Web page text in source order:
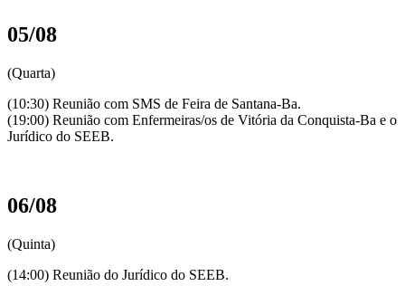
05/08
(Quarta)
(10:30) Reunião com SMS de Feira de Santana-Ba.
(19:00) Reunião com Enfermeiras/os de Vitória da Conquista-Ba e o
Jurídico do SEEB.
06/08
(Quinta)
(14:00) Reunião do Jurídico do SEEB.